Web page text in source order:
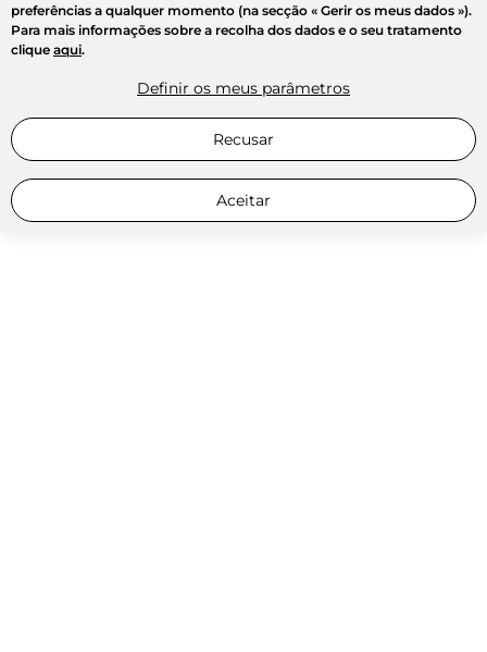
preferências a qualquer momento (na secção « Gerir os meus dados »).
Para mais informações sobre a recolha dos dados e o seu tratamento
clique aqui.
Definir os meus parâmetros
Recusar
Aceitar